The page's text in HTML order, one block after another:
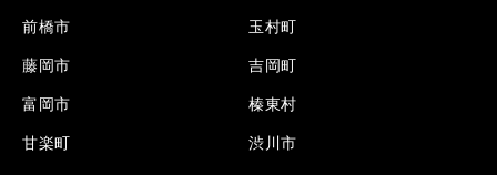
前橋市
藤岡市
富岡市
甘楽町
玉村町
吉岡町
榛東村
渋川市